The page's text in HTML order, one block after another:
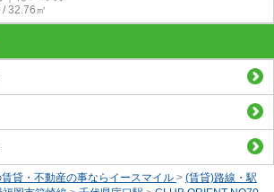
32.76㎡
貸・不動産の事ならイースマイル > (賃貸)路線・駅